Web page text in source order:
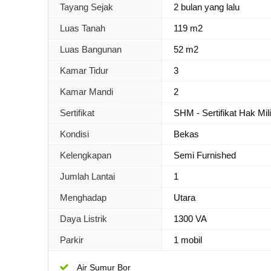
Tayang Sejak 2 bulan yang lalu
Luas Tanah 119 m2
Luas Bangunan 52 m2
Kamar Tidur 3
Kamar Mandi 2
Sertifikat SHM - Sertifikat Hak
Kondisi Bekas
Kelengkapan Semi Furnished
Jumlah Lantai 1
Menghadap Utara
Daya Listrik 1300 VA
Parkir 1 mobil
Air Sumur Bor